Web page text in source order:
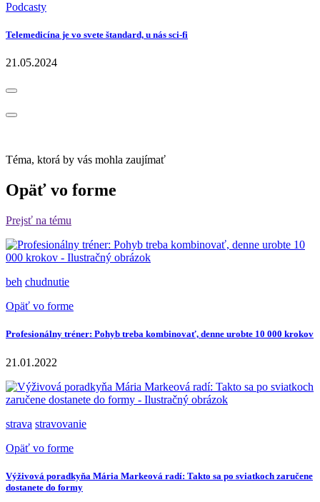
Podcasty
Telemedicína je vo svete štandard, u nás sci-fi
21.05.2024
Téma, ktorá by vás mohla zaujímať
Opäť vo forme
Prejsť na tému
beh chudnutie
Opäť vo forme
Profesionálny tréner: Pohyb treba kombinovať, denne urobte 10 000 krokov
21.01.2022
strava stravovanie
Opäť vo forme
Výživová poradkyňa Mária Markeová radí: Takto sa po sviatkoch zaručene
dostanete do formy